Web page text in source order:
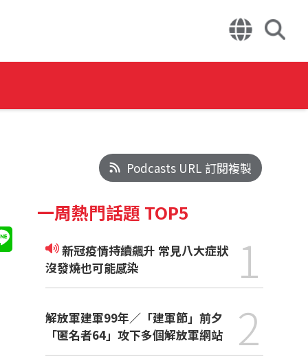
Podcasts URL 訂閱複製
一周熱門話題 TOP5
新冠疫情持續飆升 常見八大症狀
沒發燒也可能感染
1
解放軍建軍99年／「建軍節」前夕
「匿名者64」攻下多個解放軍網站
2